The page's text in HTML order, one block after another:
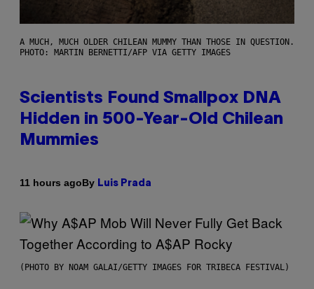
A MUCH, MUCH OLDER CHILEAN MUMMY THAN THOSE IN QUESTION.
PHOTO: MARTIN BERNETTI/AFP VIA GETTY IMAGES
Scientists Found Smallpox DNA
Hidden in 500-Year-Old Chilean
Mummies
11 hours agoBy Luis Prada
(PHOTO BY NOAM GALAI/GETTY IMAGES FOR TRIBECA FESTIVAL)